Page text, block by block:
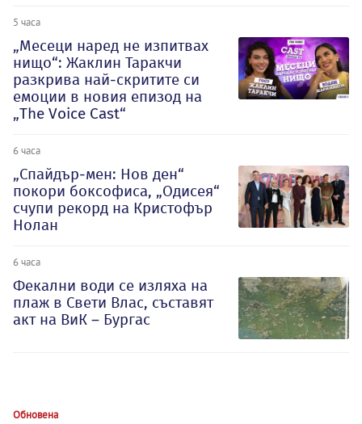
5 часа
„Месеци наред не изпитвах
нищо“: Жаклин Таракчи
разкрива най-скритите си
емоции в новия епизод на
„The Voice Cast“
6 часа
„Спайдър-мен: Нов ден“
покори боксофиса, „Одисея“
счупи рекорд на Кристофър
Нолан
6 часа
Фекални води се изляха на
плаж в Свети Влас, съставят
акт на ВиК – Бургас
Обновена